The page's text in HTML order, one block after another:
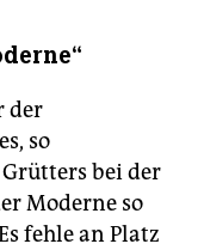
der
so
bei der
Moderne so
fehle an Platz